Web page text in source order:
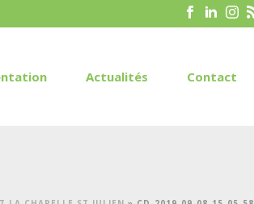
Actualités Contact